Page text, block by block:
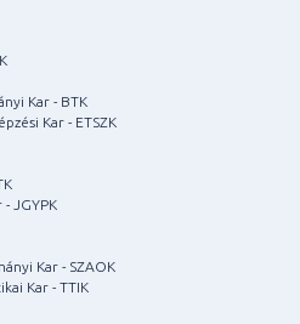
Kar - BTK
Kar - ETSZK
JGYPK
Kar - SZAOK
Kar - TTIK